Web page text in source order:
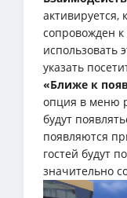
активируется,
сопровожден
использовать
указать
«Ближе к
опция в меню
будут
появляются
гостей будут
значительно